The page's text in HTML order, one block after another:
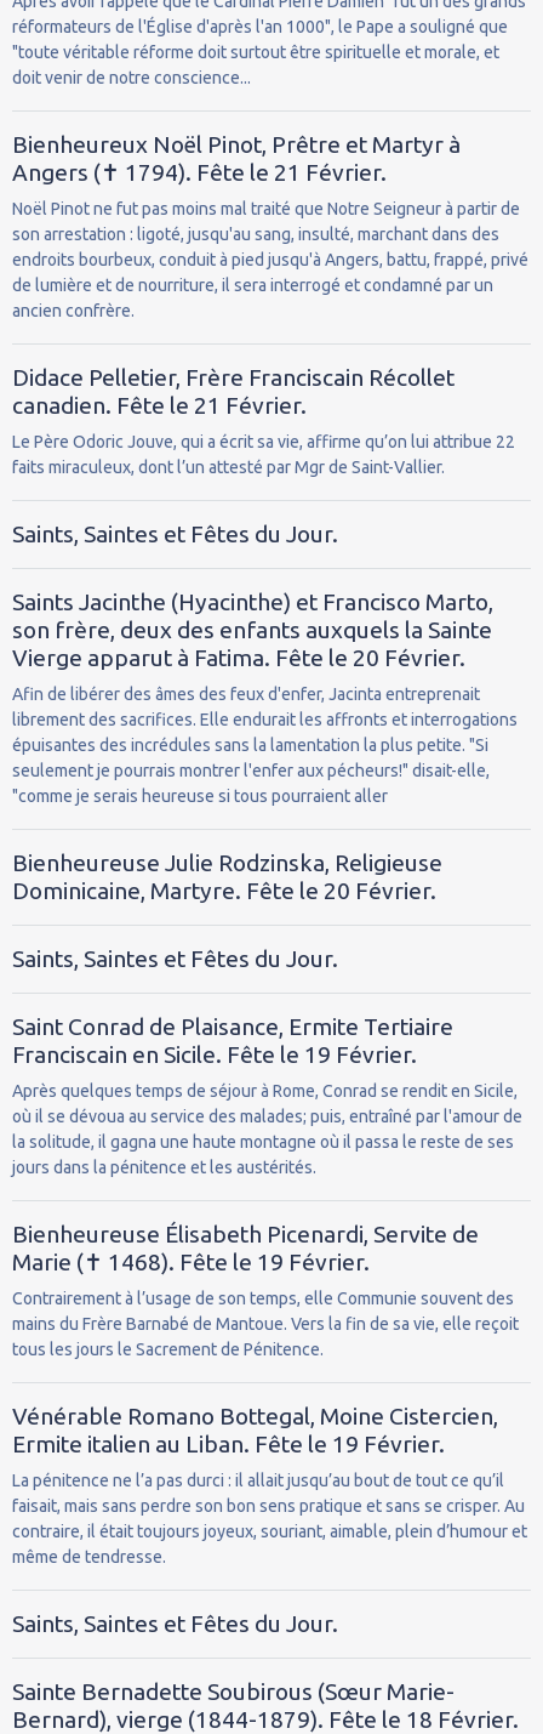
réformateurs de l'Église d'après l'an 1000", le Pape a souligné que
"toute véritable réforme doit surtout être spirituelle et morale, et
doit venir de notre conscience...
Bienheureux Noël Pinot, Prêtre et Martyr à
Angers (✝ 1794). Fête le 21 Février.
Noël Pinot ne fut pas moins mal traité que Notre Seigneur à partir de
son arrestation : ligoté, jusqu'au sang, insulté, marchant dans des
endroits bourbeux, conduit à pied jusqu'à Angers, battu, frappé, privé
de lumière et de nourriture, il sera interrogé et condamné par un
ancien confrère.
Didace Pelletier, Frère Franciscain Récollet
canadien. Fête le 21 Février.
Le Père Odoric Jouve, qui a écrit sa vie, affirme qu’on lui attribue 22
faits miraculeux, dont l’un attesté par Mgr de Saint-Vallier.
Saints, Saintes et Fêtes du Jour.
Saints Jacinthe (Hyacinthe) et Francisco Marto,
son frère, deux des enfants auxquels la Sainte
Vierge apparut à Fatima. Fête le 20 Février.
Afin de libérer des âmes des feux d'enfer, Jacinta entreprenait
librement des sacrifices. Elle endurait les affronts et interrogations
épuisantes des incrédules sans la lamentation la plus petite. "Si
seulement je pourrais montrer l'enfer aux pécheurs!" disait-elle,
"comme je serais heureuse si tous pourraient aller
Bienheureuse Julie Rodzinska, Religieuse
Dominicaine, Martyre. Fête le 20 Février.
Saints, Saintes et Fêtes du Jour.
Saint Conrad de Plaisance, Ermite Tertiaire
Franciscain en Sicile. Fête le 19 Février.
Après quelques temps de séjour à Rome, Conrad se rendit en Sicile,
où il se dévoua au service des malades; puis, entraîné par l'amour de
la solitude, il gagna une haute montagne où il passa le reste de ses
jours dans la pénitence et les austérités.
Bienheureuse Élisabeth Picenardi, Servite de
Marie (✝ 1468). Fête le 19 Février.
Contrairement à l’usage de son temps, elle Communie souvent des
mains du Frère Barnabé de Mantoue. Vers la fin de sa vie, elle reçoit
tous les jours le Sacrement de Pénitence.
Vénérable Romano Bottegal, Moine Cistercien,
Ermite italien au Liban. Fête le 19 Février.
La pénitence ne l’a pas durci : il allait jusqu’au bout de tout ce qu’il
faisait, mais sans perdre son bon sens pratique et sans se crisper. Au
contraire, il était toujours joyeux, souriant, aimable, plein d’humour et
même de tendresse.
Saints, Saintes et Fêtes du Jour.
Sainte Bernadette Soubirous (Sœur Marie-
Bernard), vierge (1844-1879). Fête le 18 Février.